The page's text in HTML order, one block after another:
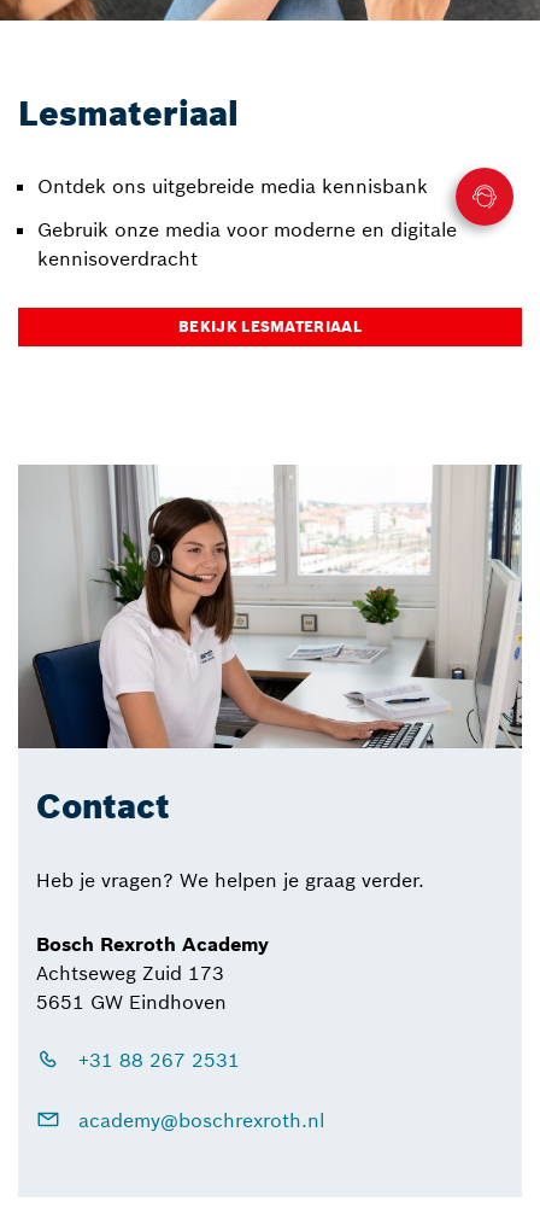
Lesmateriaal
Ontdek ons uitgebreide media kennisbank
Gebruik onze media voor moderne en digitale
kennisoverdracht
BEKIJK LESMATERIAAL
Contact
Heb je vragen? We helpen je graag verder.
Bosch Rexroth Academy
Achtseweg Zuid 173
5651 GW Eindhoven
+31 88 267 2531
academy@boschrexroth.nl